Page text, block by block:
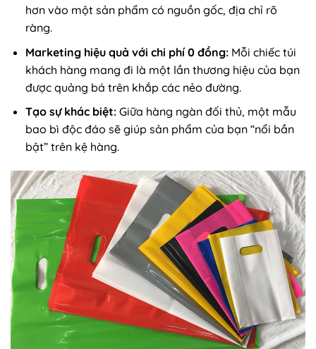
hơn vào một sản phẩm có nguồn gốc, địa chỉ rõ
ràng.
Marketing hiệu quả với chi phí 0 đồng:Mỗi chiếc túi
khách hàng mang đi là một lần thương hiệu của bạn
được quảng bá trên khắp các nẻo đường.
Tạo sự khác biệt:Giữa hàng ngàn đối thủ, một mẫu
bao bì độc đáo sẽ giúp sản phẩm của bạn “nổi bần
bật” trên kệ hàng.